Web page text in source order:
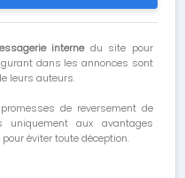
internedu site pour
dans les annonces sont
leurs auteurs.
de reversement de
uniquement aux avantages
éviter toute déception.